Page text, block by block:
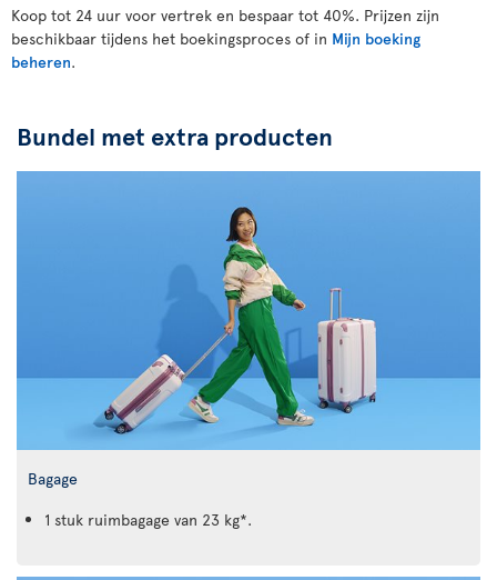
Koop tot 24 uur voor vertrek en bespaar tot 40%. Prijzen zijn
beschikbaar tijdens het boekingsproces of in Mijn boeking
beheren.
Bundel met extra producten
Bagage
1 stuk ruimbagage van 23 kg*.